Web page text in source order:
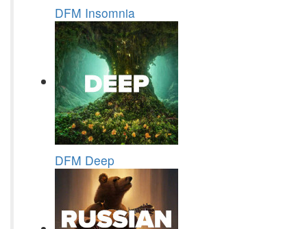
DFM Insomnia
DFM Deep